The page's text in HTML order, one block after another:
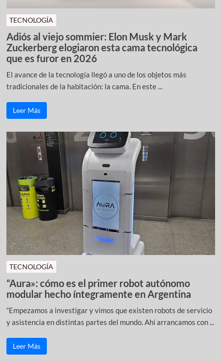
TECNOLOGÍA
Adiós al viejo sommier: Elon Musk y Mark
Zuckerberg elogiaron esta cama tecnológica
que es furor en 2026
El avance de la tecnología llegó a uno de los objetos más
tradicionales de la habitación: la cama. En este ...
Leer Más
TECNOLOGÍA
“Aura»: cómo es el primer robot autónomo
modular hecho íntegramente en Argentina
“Empezamos a investigar y vimos que existen robots de servicio
y asistencia en distintas partes del mundo. Ahí arrancamos con ...
Leer Más